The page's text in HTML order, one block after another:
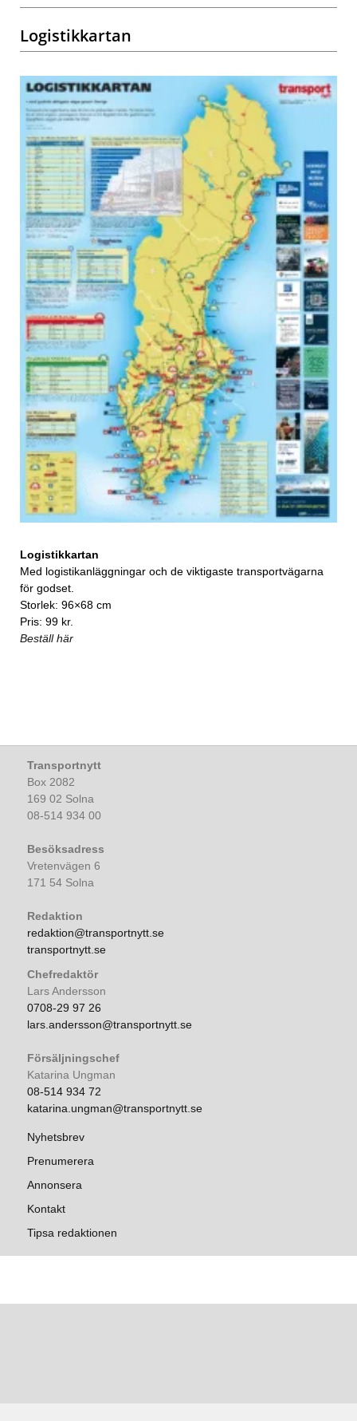
Logistikkartan
Logistikkartan
Med logistikanläggningar och de viktigaste transportvägarna
för godset.
Storlek: 96×68 cm
Pris: 99 kr.
Beställ här
Transportnytt
Box 2082
169 02 Solna
08-514 934 00
Besöksadress
Vretenvägen 6
171 54 Solna
Redaktion
redaktion@transportnytt.se
transportnytt.se
Chefredaktör
Lars Andersson
0708-29 97 26
lars.andersson@transportnytt.se
Försäljningschef
Katarina Ungman
08-514 934 72
katarina.ungman@transportnytt.se
Nyhetsbrev
Prenumerera
Annonsera
Kontakt
Tipsa redaktionen